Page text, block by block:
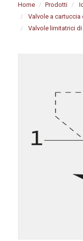
Home Prodotti
Valvole a cartuccia
Valvole limitatrici